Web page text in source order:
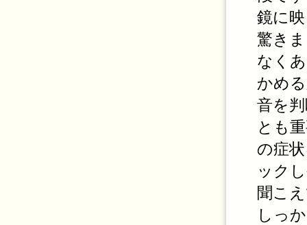
鏡に
驚き
なく
かめ
音を
とも
の症
ック
聞こ
しっ